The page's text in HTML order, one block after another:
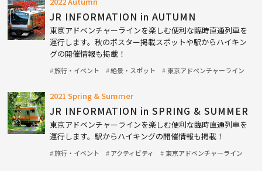
JR INFORMATION in AUTUMN
東京アドベンチャーラインを楽しむ便利な臨時直通列車を
運行します。秋のポスター掲載スポットや駅からハイキン
グの開催情報も掲載！
旅行・イベント 絶景・スポット 東京アドベンチャーライン
2021 Spring & Summer
JR INFORMATION in SPRING & SUMMER
東京アドベンチャーラインを楽しむ便利な臨時直通列車を
運行します。駅からハイキングの開催情報も掲載！
旅行・イベント アクティビティ 東京アドベンチャーライン